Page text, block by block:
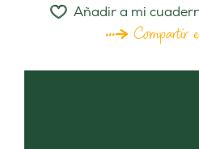
Añadir a mi
Compartir